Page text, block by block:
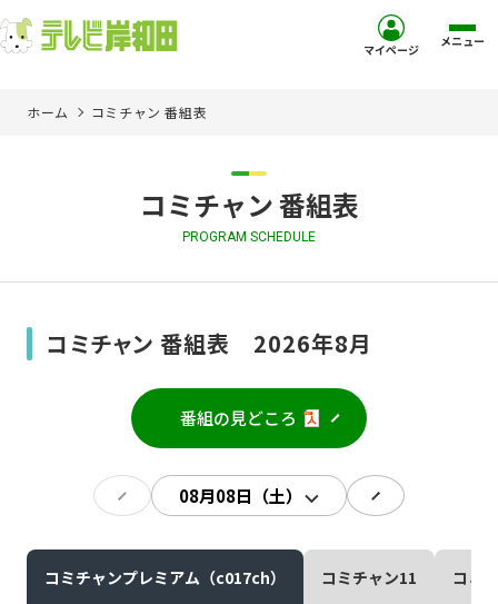
ご加入を検討中の方
現在ご利用中の方
マイページ メニュー
ホーム コミチャン 番組表
コミチャン 番組表
PROGRAM SCHEDULE
コミチャン 番組表 2026年8月
番組の見どころ
コミチャンプレミアム（c017ch） コミチャン11 コミ